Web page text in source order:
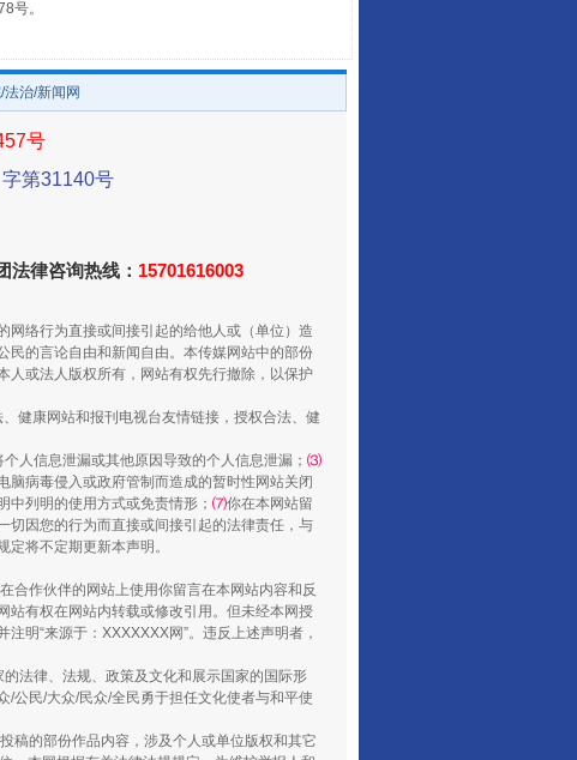
让传统村落焕发生机
号。
法治/新闻网
号
第31140号
法律咨询热线： 15701616003
网络行为直接或间接引起的给他人或（单位）造
民的言论自由和新闻自由。本传媒网站中的部份
人或法人版权所有，网站有权先行撤除，以保护
健康网站和报刊电视台友情链接，授权合法、健
个人信息泄漏或其他原因导致的个人信息泄漏； ⑶
脑病毒侵入或政府管制而造成的暂时性网站关闭
中列明的使用方式或免责情形； ⑺你在本网站留
切因您的行为而直接或间接引起的法律责任，与
将不定期更新本声明。
合作伙伴的网站上使用你留言在本网站内容和反
站有权在网站内转载或修改引用。但未经本网授
明“来源于：XXXXXXX网”。违反上述声明者，
法律、法规、政策及文化和展示国家的国际形
公民/大众/民众/全民勇于担任文化使者与和平使
稿的部份作品内容，涉及个人或单位版权和其它